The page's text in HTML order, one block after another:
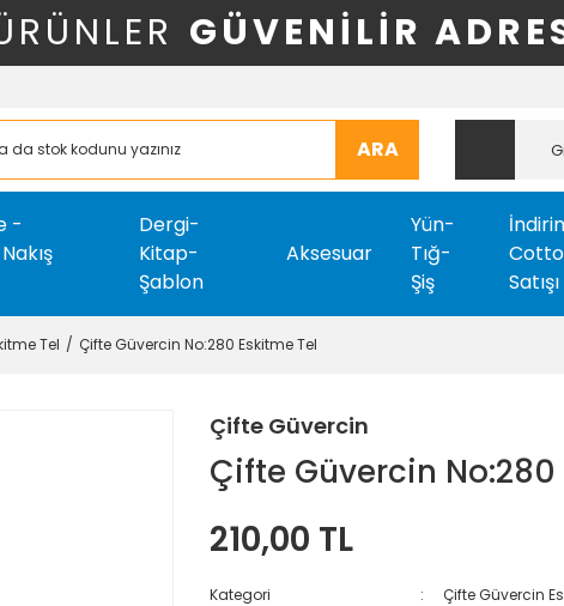
GÜVENİLİR
ARA
-
Dergi-
Kitap-
Şablon
Aksesuar
Yün-
Tığ-
Şiş
Satışı
Tel Çifte Güvercin No:280 Eskitme Tel
Çifte Güvercin
Çifte Güvercin No:280
210,00 TL
Kategori
Çifte Güvercin